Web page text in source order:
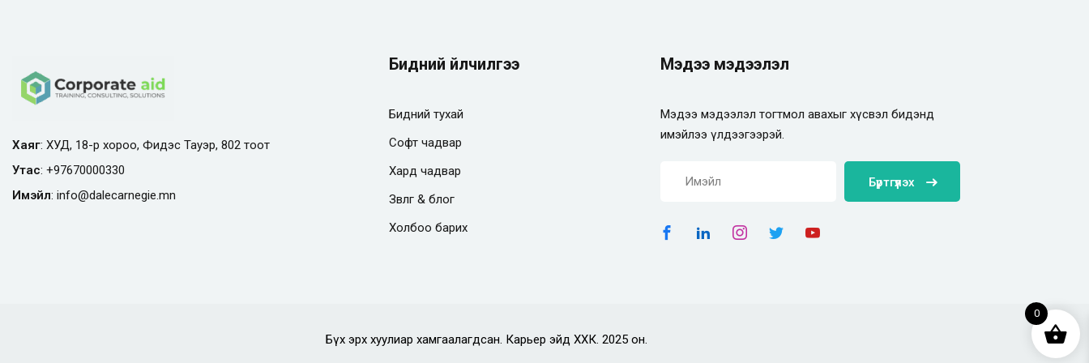
Хаяг: ХУД, 18-р хороо, Фидэс Тауэр, 802 тоот
Утас: +97670000330
Имэйл: info@dalecarnegie.mn
Бидний үйлчилгээ
Бидний тухай
Софт чадвар
Хард чадвар
Зөвлөгөө & блог
Холбоо барих
Мэдээ мэдээлэл
Мэдээ мэдээлэл тогтмол авахыг хүсвэл бидэнд
имэйлээ үлдээгээрэй.
Бүртгүүлэх
Бүх эрх хуулиар хамгаалагдсан. Карьер эйд ХХК. 2025 он.
0